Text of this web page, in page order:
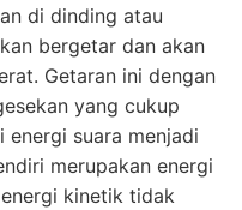
di dinding atau
bergetar dan akan
Getaran ini dengan
yang cukup
suara menjadi
merupakan energi
kinetik tidak